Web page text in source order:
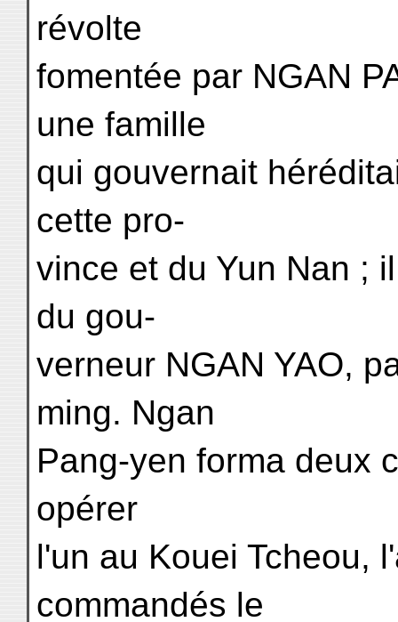
révolte
fomentée par NGAN
une famille
qui gouvernait
cette pro-
vince et du Yun Nan ;
du gou-
verneur NGAN YAO,
ming. Ngan
Pang-yen forma deux
opérer
l'un au Kouei Tcheou,
commandés le